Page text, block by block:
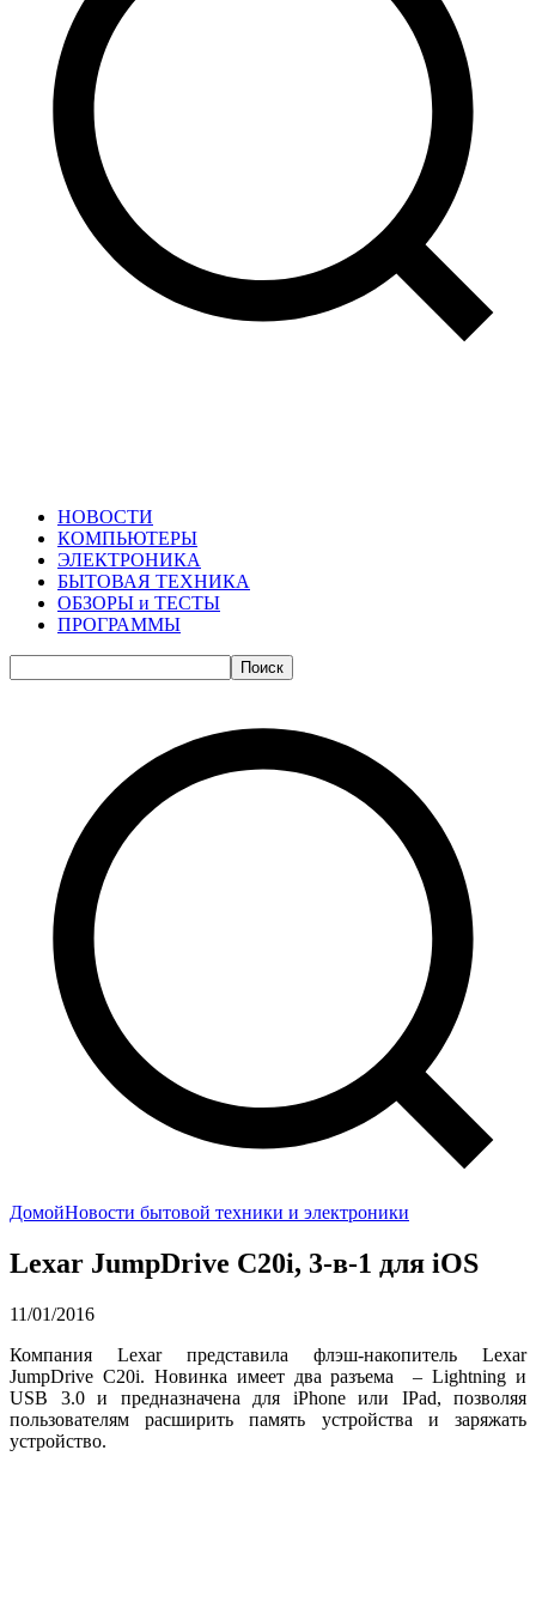
НОВОСТИ
КОМПЬЮТЕРЫ
ЭЛЕКТРОНИКА
БЫТОВАЯ ТЕХНИКА
ОБЗОРЫ и ТЕСТЫ
ПРОГРАММЫ
Поиск
ДомойНовости бытовой техники и электроники
Lexar JumpDrive C20i, 3-в-1 для iOS
11/01/2016
Компания Lexar представила флэш-накопитель Lexar
JumpDrive C20i. Новинка имеет два разъема – Lightning и
USB 3.0 и предназначена для iPhone или IPad, позволяя
пользователям расширить память устройства и заряжать
устройство.